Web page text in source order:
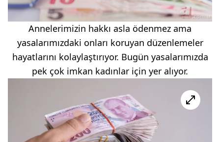
Annelerimizin hakkı asla ödenmez ama
yasalarımızdaki onları koruyan düzenlemeler
hayatlarını kolaylaştırıyor. Bugün yasalarımızda
pek çok imkan kadınlar için yer alıyor.